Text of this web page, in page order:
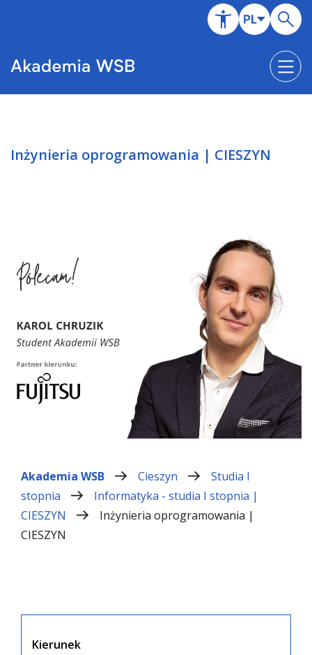
Inżynieria oprogramowania | CIESZYN
Akademia WSB Cieszyn
Studia I
stopnia
Informatyka - studia I stopnia |
CIESZYN
Inżynieria oprogramowania |
CIESZYN
Kierunek